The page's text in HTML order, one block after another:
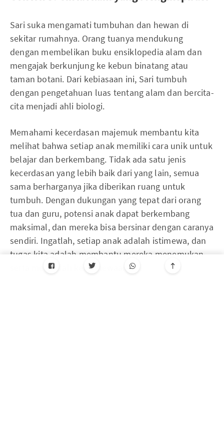
Sari suka mengamati tumbuhan dan hewan di
sekitar rumahnya. Orang tuanya mendukung
dengan membelikan buku ensiklopedia alam dan
mengajak berkunjung ke kebun binatang atau
taman botani. Dari kebiasaan ini, Sari tumbuh
dengan pengetahuan luas tentang alam dan bercita-
cita menjadi ahli biologi.
Memahami kecerdasan majemuk membantu kita
melihat bahwa setiap anak memiliki cara unik untuk
belajar dan berkembang. Tidak ada satu jenis
kecerdasan yang lebih baik dari yang lain, semua
sama berharganya jika diberikan ruang untuk
tumbuh. Dengan dukungan yang tepat dari orang
tua dan guru, potensi anak dapat berkembang
maksimal, dan mereka bisa bersinar dengan caranya
sendiri. Ingatlah, setiap anak adalah istimewa, dan
tugas kita adalah membantu mereka menemukan
serta mengasah keistimewaan itu.